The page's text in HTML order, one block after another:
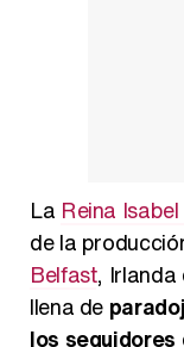
La Reina
de la
Belfast, Irlanda
llena de
los seguidores